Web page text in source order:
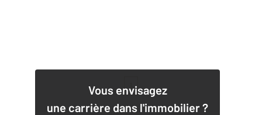
Vous envisagez
une carrière dans l'immobilier ?